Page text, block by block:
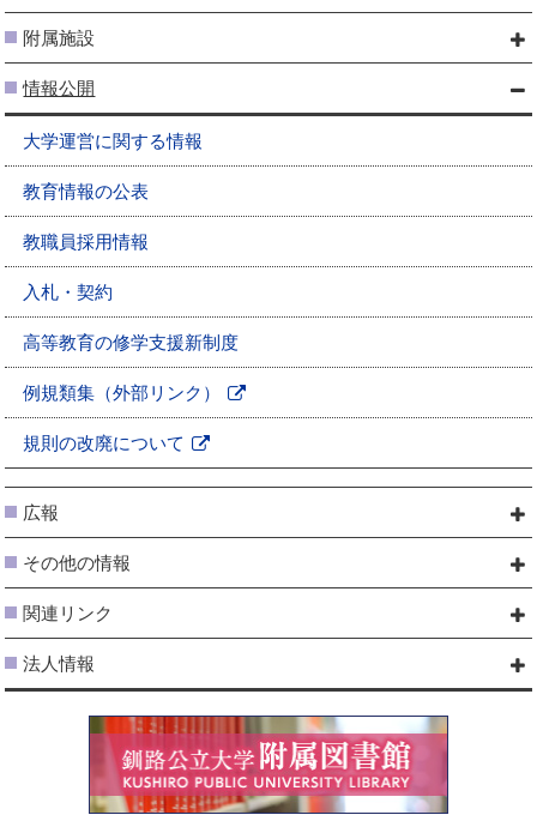
附属施設
情報公開
大学運営に関する情報
教育情報の公表
教職員採用情報
入札・契約
高等教育の修学支援新制度
例規類集（外部リンク）
新
ペ
ー
で
き
す
規則の改廃について
新
規
ー
で
き
す
広報
その他の情報
関連リンク
法人情報